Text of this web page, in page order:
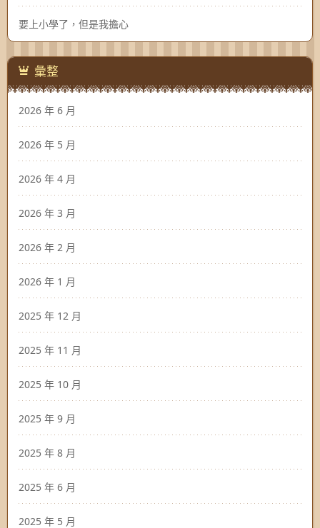
要上小學了，但是我擔心
彙整
2026 年 6 月
2026 年 5 月
2026 年 4 月
2026 年 3 月
2026 年 2 月
2026 年 1 月
2025 年 12 月
2025 年 11 月
2025 年 10 月
2025 年 9 月
2025 年 8 月
2025 年 6 月
2025 年 5 月